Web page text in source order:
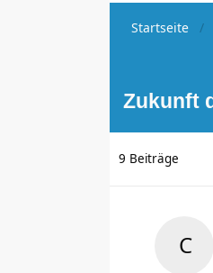
Startseite
Zukunft
9 Beiträge